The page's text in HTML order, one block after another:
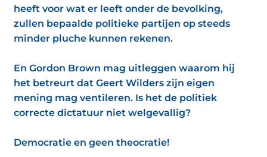
heeft voor wat er leeft onder de bevolking,
zullen bepaalde politieke partijen op steeds
minder pluche kunnen rekenen.
En Gordon Brown mag uitleggen waarom hij
het betreurt dat Geert Wilders zijn eigen
mening mag ventileren. Is het de politiek
correcte dictatuur niet welgevallig?
Democratie en geen theocratie!